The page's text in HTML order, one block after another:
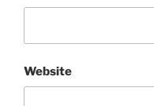
Website